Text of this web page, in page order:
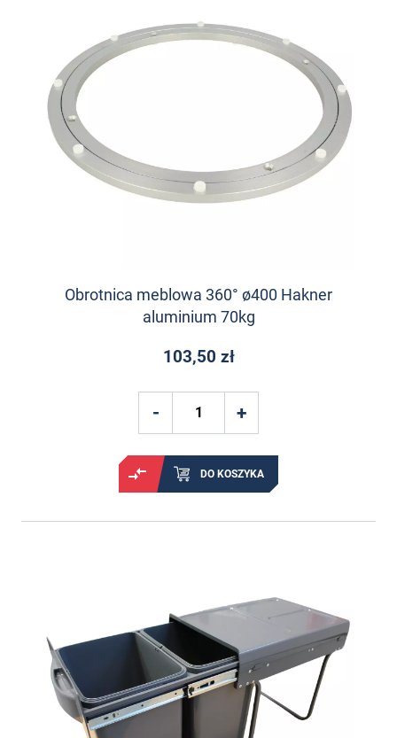
Obrotnica meblowa 360° ø400 Hakner
aluminium 70kg
103,50 zł
DO KOSZYKA